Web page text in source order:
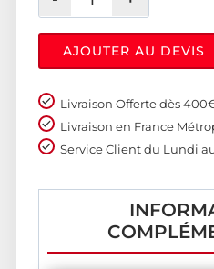
AJOUTER AU DEVIS
Livraison Offerte dès
Livraison en France
Service Client du Lundi